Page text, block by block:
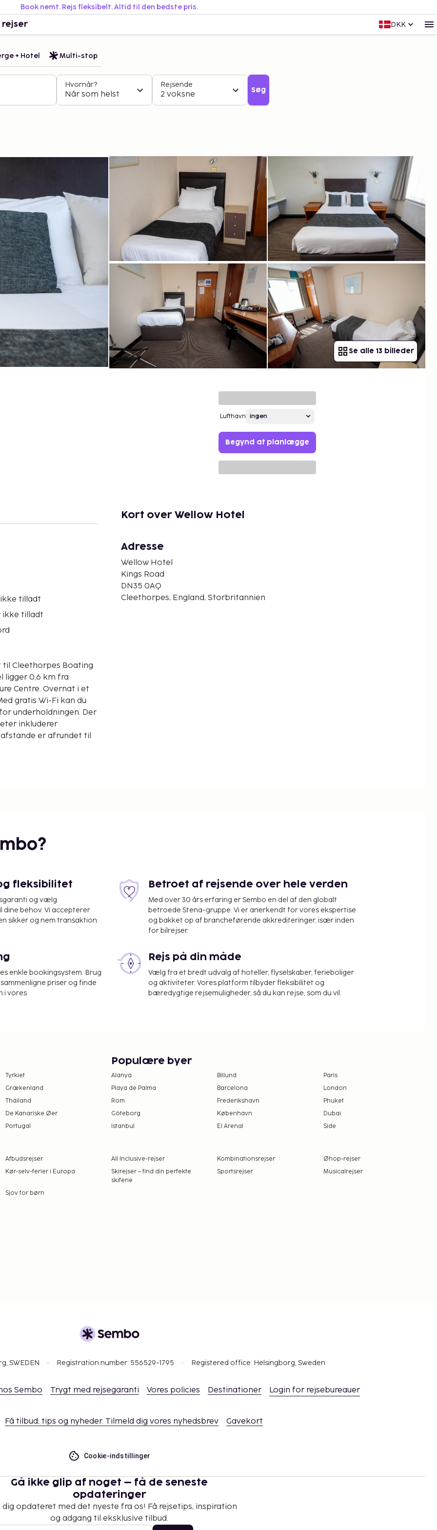
Book nemt. Rejs fleksibelt. Altid til den bedste pris.
rejser DKK
+ Hotel Multi-stop
Hvornår?
Når som helst
Rejsende
2 voksne Søg
Se alle 13 billeder
Lufthavn
Begynd at planlægge
tilladt
tilladt
til Cleethorpes Boating
Centre. Overnat i et
gratis Wi-Fi kan du
underholdningen. Der
inkluderer
er afrundet til
på
på restauranten. Fuld
til kl. 09.00.
og 5.50 GBP for
Kort over Wellow Hotel
Adresse
Wellow Hotel
Kings Road
DN35 0AQ
Cleethorpes, England, Storbritannien
fleksibilitet
og vælg
dine behov. Vi accepterer
sikker og nem transaktion.
Betroet af rejsende over hele verden
Med over 30 års erfaring er Sembo en del af den globalt
betroede Stena-gruppe. Vi er anerkendt for vores ekspertise
og bakket op af brancheførende akkrediteringer, især inden
for bilrejser.
enkle bookingsystem. Brug
priser og finde
i vores
Rejs på din måde
Vælg fra et bredt udvalg af hoteller, flyselskaber, ferieboliger
og aktiviteter. Vores platform tilbyder fleksibilitet og
bæredygtige rejsemuligheder, så du kan rejse, som du vil.
Tyrkiet
Grækenland
Thailand
De Kanariske Øer
Portugal
Populære byer
Alanya Billund
Paris
Playa de Palma
Barcelona
London
Rom
Frederikshavn
Phuket
Göteborg
København
Dubai
Istanbul
El Arenal Side
Afbudsrejser All Inclusive-rejser Kombinationsrejser
Øhop-rejser
Kør-selv-ferier i Europa
Skirejser – find din perfekte
skiferie
Sportsrejser Musicalrejser
Sjov for børn
SWEDEN Registration number: 556529-1795 Registered office: Helsingborg, Sweden
Sembo Trygt med rejsegaranti Vores policies Destinationer Login for rejsebureauer
Få tilbud, tips og nyheder. Tilmeld dig vores nyhedsbrev Gavekort
Cookie-indstillinger
Gå ikke glip af noget – få de seneste
opdateringer
dig opdateret med det nyeste fra os! Få rejsetips, inspiration
og adgang til eksklusive tilbud.